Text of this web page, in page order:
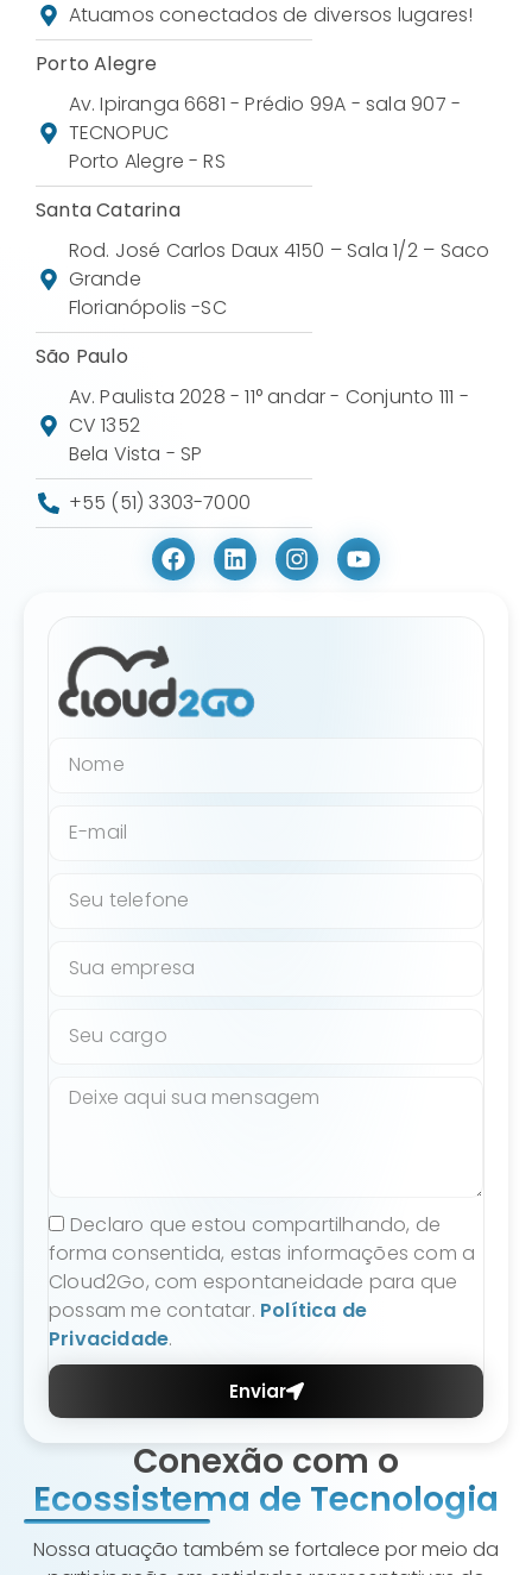
Atuamos conectados de diversos lugares!
Porto Alegre
Av. Ipiranga 6681 - Prédio 99A - sala 907 -
TECNOPUC
Porto Alegre - RS
Santa Catarina
Rod. José Carlos Daux 4150 – Sala 1/2 – Saco
Grande
Florianópolis -SC
São Paulo
Av. Paulista 2028 - 11° andar - Conjunto 111 -
CV 1352
Bela Vista - SP
+55 (51) 3303-7000
Declaro que estou compartilhando, de
forma consentida, estas informações com a
Cloud2Go, com espontaneidade para que
possam me contatar. Política de
Privacidade.
Enviar
Conexão com o
Ecossistema de Tecnologia
Nossa atuação também se fortalece por meio da